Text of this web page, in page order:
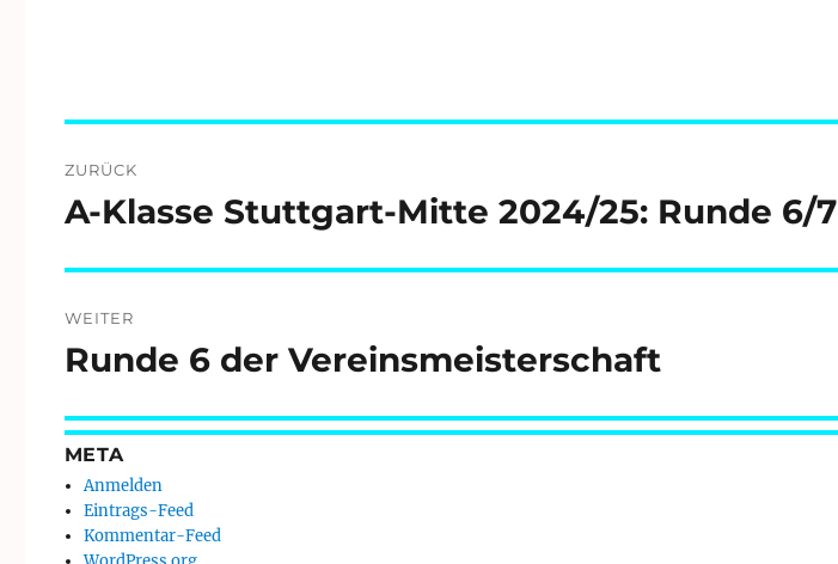
ZURÜCK
Vorheriger
A-Klasse Stuttgart-Mitte 2024/25: Runde 6/7
WEITER
Nächster
Runde 6 der Vereinsmeisterschaft
META
Anmelden
Eintrags-Feed
Kommentar-Feed